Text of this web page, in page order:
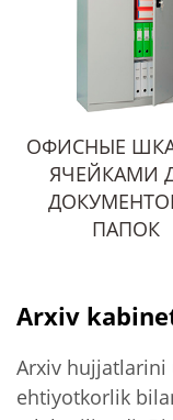
ОФИСНЫЕ
ЯЧЕЙКАМИ
ПАПОК
Arxiv
Arxiv hujjatlarini
ehtiyotkorlik